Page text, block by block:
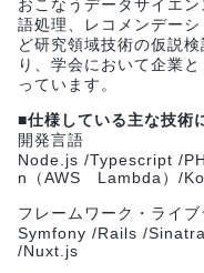
おこなうデータサイエ
語処理、レコメンデー
ど研究領域技術の仮説
り、学会において企業
っています。
■仕様している主な技術
開発言語
Node.js /Typescript /
n（AWS Lambda）/
フレームワーク・ライブ
Symfony /Rails /
/Nuxt.js